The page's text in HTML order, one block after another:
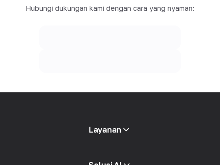
Hubungi dukungan kami dengan cara yang nyaman:
Layanan
Proxy mobile